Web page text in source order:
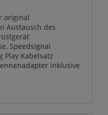
original
Austausch des
Speedsignal
Play Kabelsatz
inklusive